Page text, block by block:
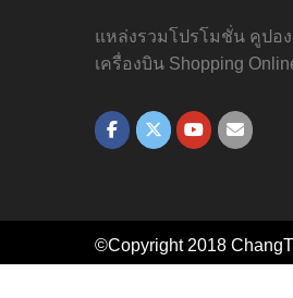
แหล่งรวมโปรโมชั่น คูปอ
เครื่องบิน Shopping
©Copyright 2018